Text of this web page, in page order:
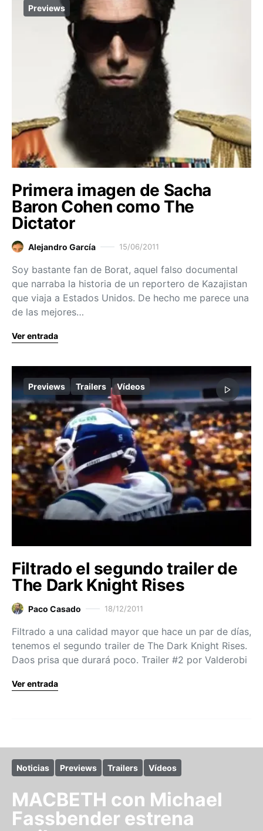
Previews
Primera imagen de Sacha
Baron Cohen como The
Dictator
Alejandro García 15/06/2011
Soy bastante fan de Borat, aquel falso documental
que narraba la historia de un reportero de Kazajistan
que viaja a Estados Unidos. De hecho me parece una
de las mejores…
Ver entrada
Previews Trailers Vídeos
Filtrado el segundo trailer de
The Dark Knight Rises
Paco Casado 18/12/2011
Filtrado a una calidad mayor que hace un par de días,
tenemos el segundo trailer de The Dark Knight Rises.
Daos prisa que durará poco. Trailer #2 por Valderobi
Ver entrada
Noticias Previews Trailers Vídeos
MACBETH con Michael
Fassbender estrena